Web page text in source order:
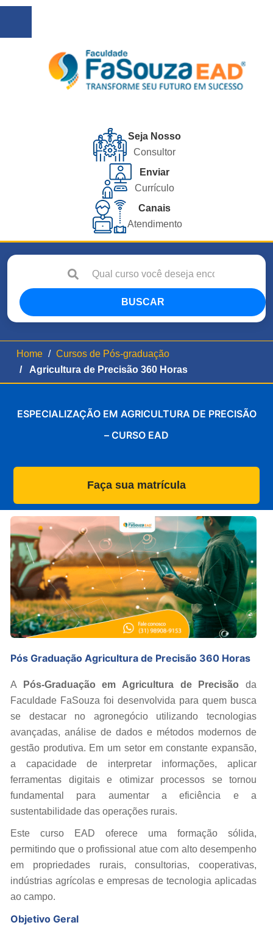
Seja Nosso
Consultor
Enviar
Currículo
Canais
Atendimento
BUSCAR
Home
Cursos de Pós-graduação
Agricultura de Precisão 360 Horas
ESPECIALIZAÇÃO EM AGRICULTURA DE PRECISÃO
– CURSO EAD
Faça sua matrícula
Pós Graduação Agricultura de Precisão 360 Horas
A Pós-Graduação em Agricultura de Precisão da
Faculdade FaSouza foi desenvolvida para quem busca
se destacar no agronegócio utilizando tecnologias
avançadas, análise de dados e métodos modernos de
gestão produtiva. Em um setor em constante expansão,
a capacidade de interpretar informações, aplicar
ferramentas digitais e otimizar processos se tornou
fundamental para aumentar a eficiência e a
sustentabilidade das operações rurais.
Este curso EAD oferece uma formação sólida,
permitindo que o profissional atue com alto desempenho
em propriedades rurais, consultorias, cooperativas,
indústrias agrícolas e empresas de tecnologia aplicadas
ao campo.
Objetivo Geral